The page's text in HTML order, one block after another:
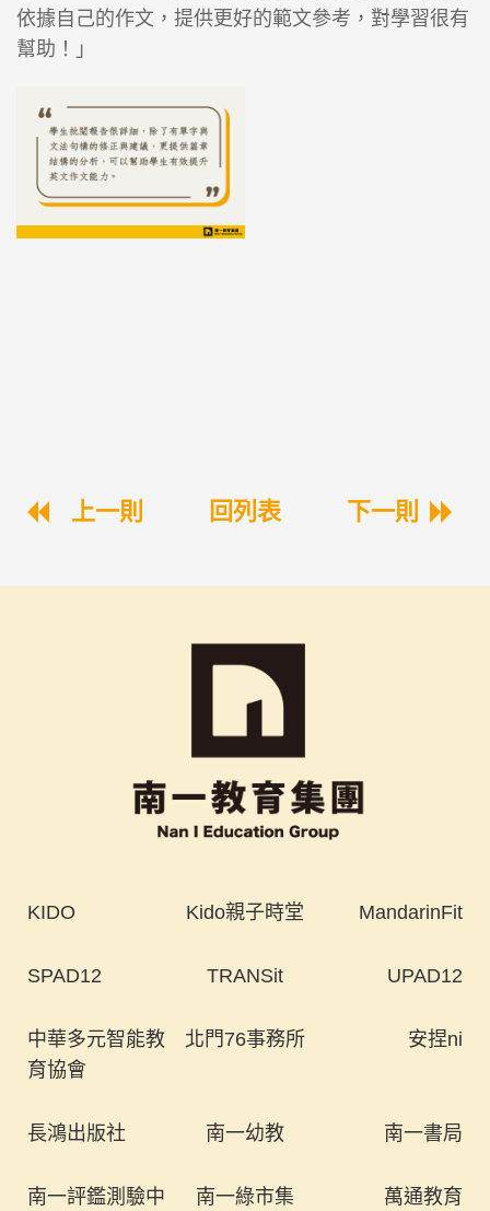
依據自己的作文，提供更好的範文參考，對學習很有
幫助！」
上一則 回列表 下一則
KIDO Kido親子時堂 MandarinFit
SPAD12 TRANSit UPAD12
中華多元智能教
育協會
北門76事務所 安捏ni
長鴻出版社 南一幼教 南一書局
南一評鑑測驗中 南一綠市集 萬通教育